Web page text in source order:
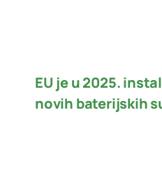
EU je u 2025.
novih baterijskih